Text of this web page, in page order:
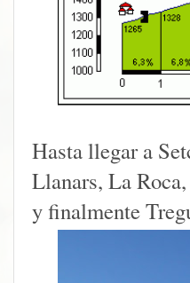
Hasta llegar a
Llanars, La
y finalmente